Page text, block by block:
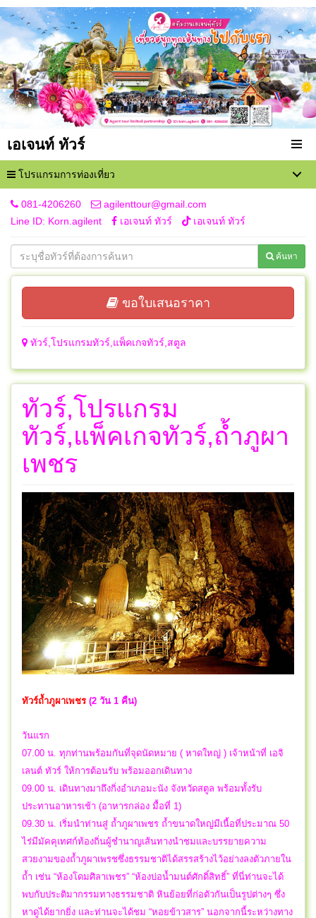
เอเจนท์ ทัวร์
โปรแกรมการท่องเที่ยว
081-4206260
agilenttour@gmail.com
Line ID: Korn.agilent
เอเจนท์ ทัวร์ เอเจนท์ ทัวร์
ค้นหา
ขอใบเสนอราคา
ทัวร์,โปรแกรมทัวร์,แพ็คเกจทัวร์,สตูล
ทัวร์,โปรแกรม
ทัวร์,แพ็คเกจทัวร์,ถ้ำภูผา
เพชร
ทัวร์ถ้ำภูผาเพชร (2 วัน 1 คืน)
วันแรก
07.00 น. ทุกท่านพร้อมกันที่จุดนัดหมาย ( หาดใหญ่ ) เจ้าหน้าที่ เอจิ
เลนต์ ทัวร์ ให้การต้อนรับ พร้อมออกเดินทาง
09.00 น. เดินทางมาถึงกิ่งอำเภอมะนัง จังหวัดสตูล พร้อมทั้งรับ
ประทานอาหารเช้า (อาหารกล่อง มื้อที่ 1)
09.30 น. เริ่มนำท่านสู่ ถ้ำภูผาเพชร ถ้ำขนาดใหญ่มีเนื้อที่ประมาณ 50
ไร่มีมัคคุเทศก์ท้องถิ่นผู้ชำนาญเส้นทางนำชมและบรรยายความ
สวยงามของถ้ำภูผาเพรชซึ่งธรรมชาติได้สรรสร้างไว้อย่างลงตัวภายใน
ถ้ำ เช่น “ห้องโดมศิลาเพชร” “ห้องบ่อน้ำมนต์ศักดิ์สิทธิ์” ที่นี่ท่านจะได้
พบกับประติมากรรมทางธรรมชาติ หินย้อยที่ก่อตัวกันเป็นรูปต่างๆ ซึ่ง
หาดูได้ยากยิ่ง และท่านจะได้ชม “หอยข้าวสาร” นอกจากนี้ระหว่างทาง